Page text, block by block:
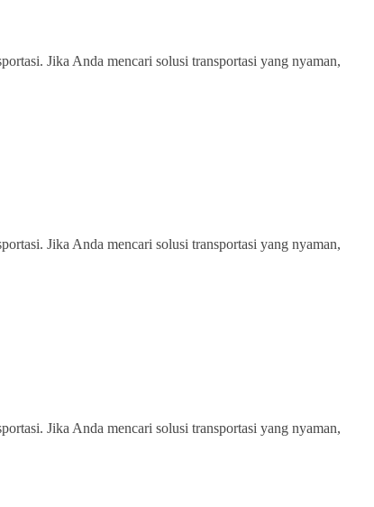
Jika Anda mencari solusi transportasi yang nyaman,
Jika Anda mencari solusi transportasi yang nyaman,
Jika Anda mencari solusi transportasi yang nyaman,